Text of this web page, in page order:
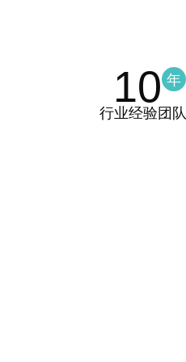
10 年
行业经验团队